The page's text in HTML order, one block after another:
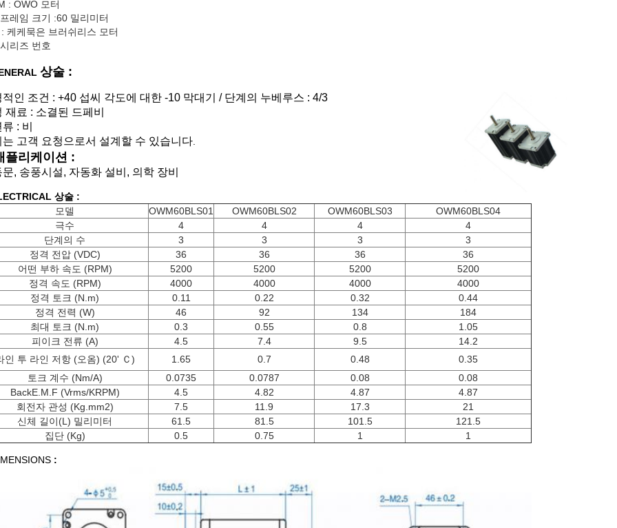
: OWO 모터
레임 크기 :60 밀리미터
케케묵은 브러쉬리스 모터
리즈 번호
상술 :
적인 조건 : +40 섭씨 각도에 대한 -10 막대기 / 단계의 누베루스 : 4/3
재료 : 소결된 드페비
: 비
는 고객 요청으로서 설계할 수 있습니다
플리케이션 :
문, 송풍시설, 자동화 설비, 의학 장비
상술 :
모델
OWM60BLS01 OWM60BLS02 OWM60BLS03
OWM60BLS04
극수
4 4 4
4
단계의 수
3 3 3
3
정격 전압 (VDC)
36 36 36
36
어떤 부하 속도 (RPM)
5200 5200 5200
5200
정격 속도 (RPM)
4000 4000 4000
4000
정격 토크 (N.m)
0.11 0.22 0.32
0.44
정격 전력 (W)
46 92 134
184
최대 토크 (N.m)
0.3 0.55 0.8
1.05
피이크 전류 (A)
4.5 7.4 9.5
14.2
인 투 라인 저항 (오옴) (20' Ｃ)
1.65 0.7 0.48
0.35
토크 계수 (Nm/A)
0.0735 0.0787 0.08
0.08
BackE.M.F (Vrms/KRPM)
4.5 4.82 4.87
4.87
회전자 관성 (Kg.mm2)
7.5 11.9 17.3
21
신체 길이(L) 밀리미터
61.5 81.5 101.5
121.5
집단 (Kg)
0.5 0.75 1 1
: